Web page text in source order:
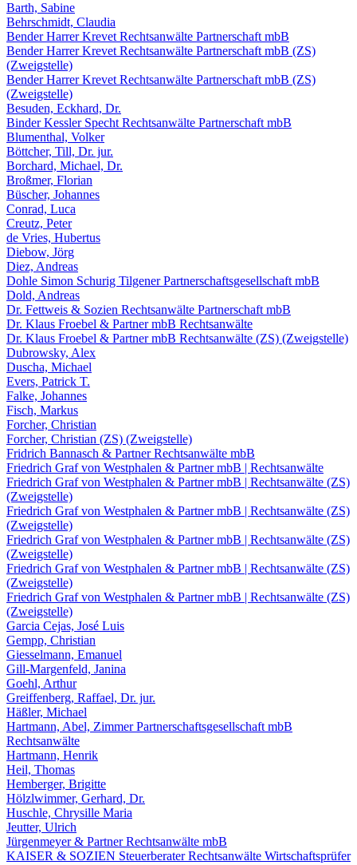
Barth, Sabine
Behrschmidt, Claudia
Bender Harrer Krevet Rechtsanwälte Partnerschaft mbB
Bender Harrer Krevet Rechtsanwälte Partnerschaft mbB (ZS)
(Zweigstelle)
Bender Harrer Krevet Rechtsanwälte Partnerschaft mbB (ZS)
(Zweigstelle)
Besuden, Eckhard, Dr.
Binder Kessler Specht Rechtsanwälte Partnerschaft mbB
Blumenthal, Volker
Böttcher, Till, Dr. jur.
Borchard, Michael, Dr.
Broßmer, Florian
Büscher, Johannes
Conrad, Luca
Creutz, Peter
de Vries, Hubertus
Diebow, Jörg
Diez, Andreas
Dohle Simon Schurig Tilgener Partnerschaftsgesellschaft mbB
Dold, Andreas
Dr. Fettweis & Sozien Rechtsanwälte Partnerschaft mbB
Dr. Klaus Froebel & Partner mbB Rechtsanwälte
Dr. Klaus Froebel & Partner mbB Rechtsanwälte (ZS) (Zweigstelle)
Dubrowsky, Alex
Duscha, Michael
Evers, Patrick T.
Falke, Johannes
Fisch, Markus
Forcher, Christian
Forcher, Christian (ZS) (Zweigstelle)
Fridrich Bannasch & Partner Rechtsanwälte mbB
Friedrich Graf von Westphalen & Partner mbB | Rechtsanwälte
Friedrich Graf von Westphalen & Partner mbB | Rechtsanwälte (ZS)
(Zweigstelle)
Friedrich Graf von Westphalen & Partner mbB | Rechtsanwälte (ZS)
(Zweigstelle)
Friedrich Graf von Westphalen & Partner mbB | Rechtsanwälte (ZS)
(Zweigstelle)
Friedrich Graf von Westphalen & Partner mbB | Rechtsanwälte (ZS)
(Zweigstelle)
Friedrich Graf von Westphalen & Partner mbB | Rechtsanwälte (ZS)
(Zweigstelle)
Garcia Cejas, José Luis
Gempp, Christian
Giesselmann, Emanuel
Gill-Margenfeld, Janina
Goehl, Arthur
Greiffenberg, Raffael, Dr. jur.
Häßler, Michael
Hartmann, Abel, Zimmer Partnerschaftsgesellschaft mbB
Rechtsanwälte
Hartmann, Henrik
Heil, Thomas
Hemberger, Brigitte
Hölzlwimmer, Gerhard, Dr.
Huschle, Chrysille Maria
Jeutter, Ulrich
Jürgenmeyer & Partner Rechtsanwälte mbB
KAISER & SOZIEN Steuerberater Rechtsanwälte Wirtschaftsprüfer